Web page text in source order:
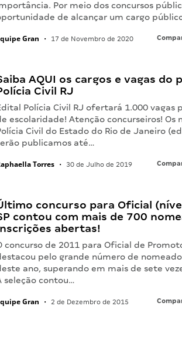
Por meio dos concursos
de alcançar um cargo
Gran • 17 de Novembro de 2020
AQUI os cargos e vagas do
Civil RJ
Polícia Civil RJ ofertará 1.000 vagas
escolaridade! Atenção concurseiros! Os
Civil do Estado do Rio de Janeiro
publicamos até…
Torres • 30 de Julho de 2019
concurso para Oficial
contou com mais de 700
abertas!
concurso de 2011 para Oficial de
pelo grande número de
ano, superando em mais de sete
seleção contou…
Gran • 2 de Dezembro de 2015